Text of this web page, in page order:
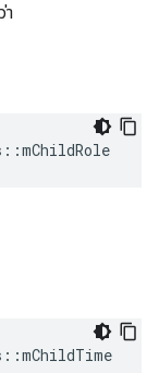
า
::mChildRole
::mChildTime